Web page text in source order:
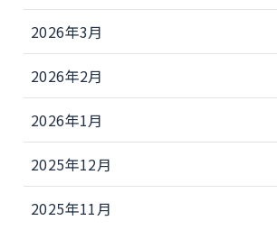
2026年3月
2026年2月
2026年1月
2025年12月
2025年11月